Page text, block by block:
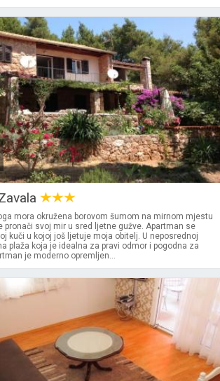
mora okružena borovom šumom na mirnom mjestu
pronači svoj mir u sred ljetne gužve. Apartman se
kuči u kojoj još ljetuje moja obitelj. U neposrednoj
plaža koja je idealna za pravi odmor i pogodna za
je moderno opremljen...